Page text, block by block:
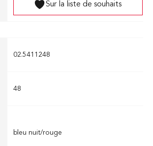
Sur la liste de souhaits
02.5411248
48
bleu nuit/rouge